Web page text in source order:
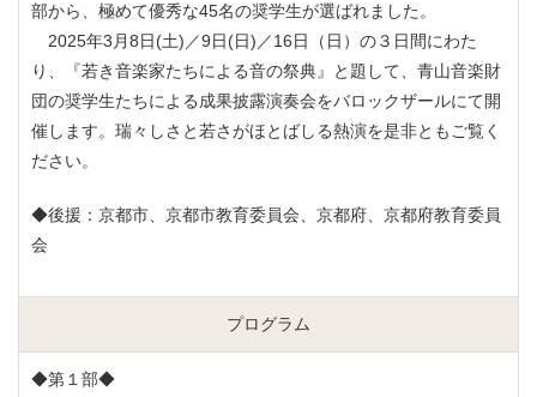
部から、極めて優秀な45名の奨学生が選ばれました。
2025年3月8日(土)／9日(日)／16日（日）の３日間にわた
り、『若き音楽家たちによる音の祭典』と題して、青山音楽財
団の奨学生たちによる成果披露演奏会をバロックザールにて開
催します。瑞々しさと若さがほとばしる熱演を是非ともご覧く
ださい。
◆後援：京都市、京都市教育委員会、京都府、京都府教育委員
会
プログラム
◆第１部◆